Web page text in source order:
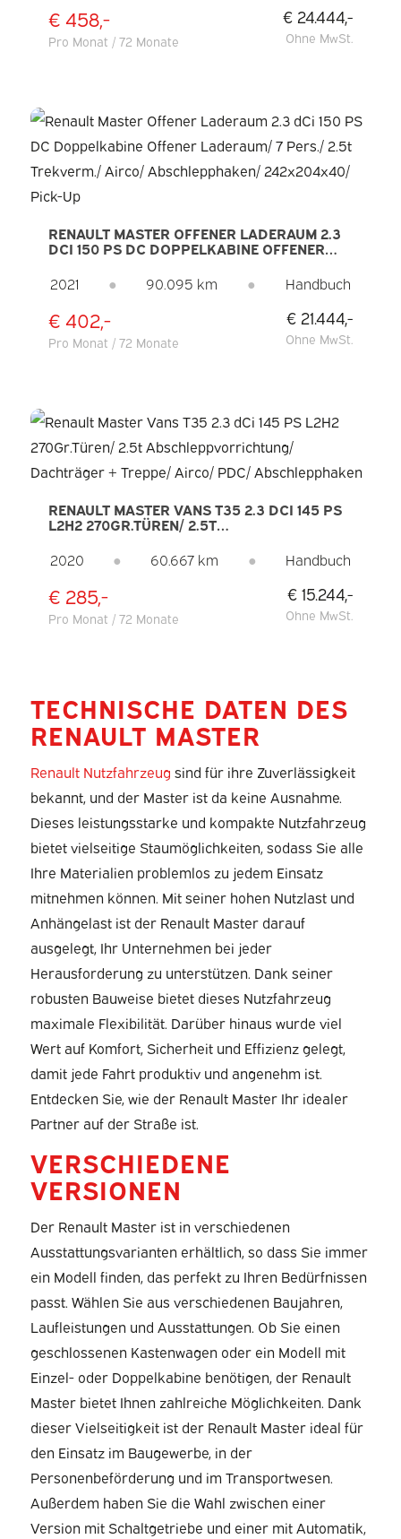
€ 458,-
Pro Monat / 72 Monate
€ 24.444,-
Ohne MwSt.
RENAULT MASTER OFFENER LADERAUM 2.3
DCI 150 PS DC DOPPELKABINE OFFENER
AIRCO/ ABSCHLEPPHAKEN/ 242X204X40/
PICK-UP
2021 ● 90.095 km ● Handbuch
€ 402,-
Pro Monat / 72 Monate
€ 21.444,-
Ohne MwSt.
RENAULT MASTER VANS T35 2.3 DCI 145 PS
L2H2 270GR.TÜREN/ 2.5T
ABSCHLEPPVORRICHTUNG/ DACHTRÄGER +
TREPPE/ AIRCO/ PDC/ ABSCHLEPPHAKEN
2020 ● 60.667 km ● Handbuch
€ 285,-
Pro Monat / 72 Monate
€ 15.244,-
Ohne MwSt.
TECHNISCHE DATEN DES
RENAULT MASTER
Renault Nutzfahrzeug sind für ihre Zuverlässigkeit
bekannt, und der Master ist da keine Ausnahme.
Dieses leistungsstarke und kompakte Nutzfahrzeug
bietet vielseitige Staumöglichkeiten, sodass Sie alle
Ihre Materialien problemlos zu jedem Einsatz
mitnehmen können. Mit seiner hohen Nutzlast und
Anhängelast ist der Renault Master darauf
ausgelegt, Ihr Unternehmen bei jeder
Herausforderung zu unterstützen. Dank seiner
robusten Bauweise bietet dieses Nutzfahrzeug
maximale Flexibilität. Darüber hinaus wurde viel
Wert auf Komfort, Sicherheit und Effizienz gelegt,
damit jede Fahrt produktiv und angenehm ist.
Entdecken Sie, wie der Renault Master Ihr idealer
Partner auf der Straße ist.
VERSCHIEDENE
VERSIONEN
Der Renault Master ist in verschiedenen
Ausstattungsvarianten erhältlich, so dass Sie immer
ein Modell finden, das perfekt zu Ihren Bedürfnissen
passt. Wählen Sie aus verschiedenen Baujahren,
Laufleistungen und Ausstattungen. Ob Sie einen
geschlossenen Kastenwagen oder ein Modell mit
Einzel- oder Doppelkabine benötigen, der Renault
Master bietet Ihnen zahlreiche Möglichkeiten. Dank
dieser Vielseitigkeit ist der Renault Master ideal für
den Einsatz im Baugewerbe, in der
Personenbeförderung und im Transportwesen.
Außerdem haben Sie die Wahl zwischen einer
Version mit Schaltgetriebe und einer mit Automatik,